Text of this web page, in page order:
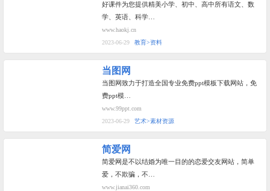
好课件为您提供精美小学、初中、高中所有语文、数
学、英语、科学…
www.haokj.cn
2023-06-29
教育>资料
当图网
当图网致力于打造全国专业免费ppt模板下载网站，免
费ppt模…
www.99ppt.com
2023-06-29
艺术>素材资源
简爱网
简爱网是不以结婚为唯一目的的恋爱交友网站，简单
爱，不欺骗，不…
www.jianai360.com